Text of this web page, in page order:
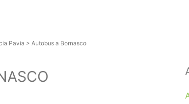
Pavia > Autobus a Bornasco